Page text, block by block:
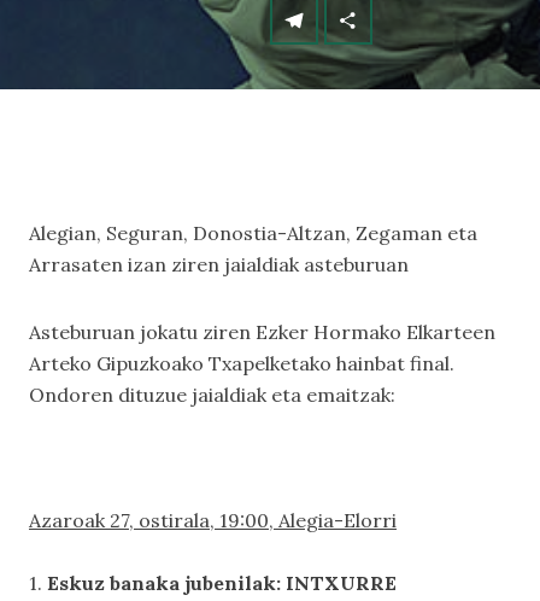
Alegian, Seguran, Donostia-Altzan, Zegaman eta
Arrasaten izan ziren jaialdiak asteburuan
Asteburuan jokatu ziren Ezker Hormako Elkarteen
Arteko Gipuzkoako Txapelketako hainbat final.
Ondoren dituzue jaialdiak eta emaitzak:
Azaroak 27, ostirala, 19:00, Alegia-Elorri
1. Eskuz banaka jubenilak: INTXURRE